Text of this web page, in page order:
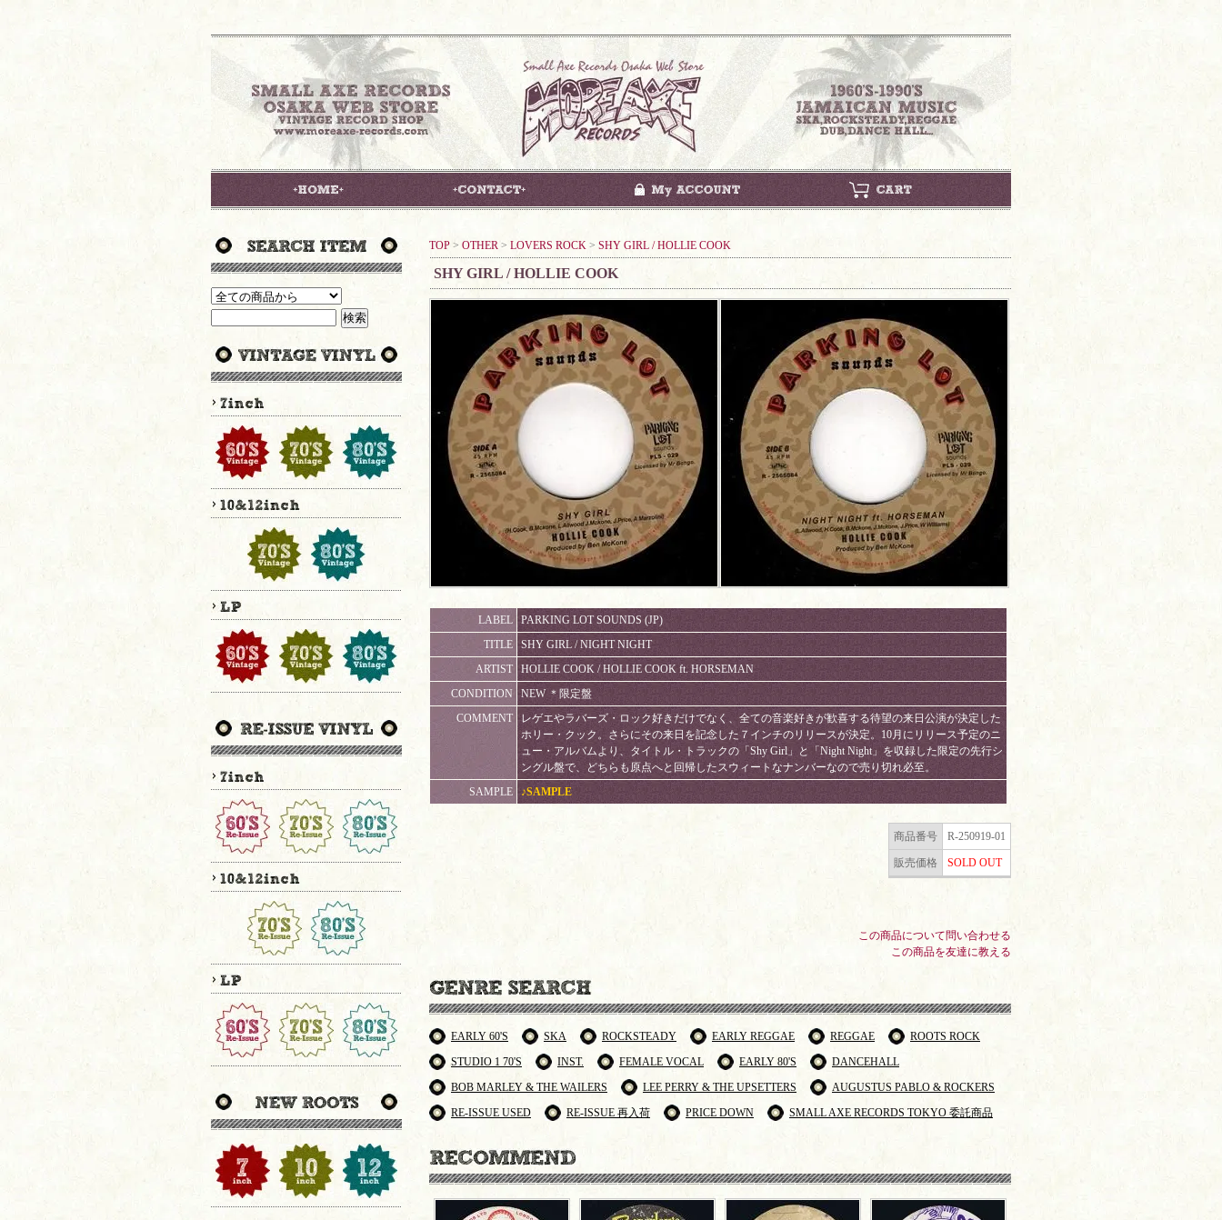
TOP > OTHER > LOVERS ROCK > SHY GIRL / HOLLIE COOK
SHY GIRL / HOLLIE COOK
LABEL
PARKING LOT SOUNDS (JP)
TITLE
SHY GIRL / NIGHT NIGHT
ARTIST
HOLLIE COOK / HOLLIE COOK ft. HORSEMAN
CONDITION
NEW ＊限定盤
COMMENT
レゲエやラバーズ・ロック好きだけでなく、全ての音楽好きが歓喜する待望の来日公演が決定した
ホリー・クック。さらにその来日を記念した７インチのリリースが決定。10月にリリース予定のニ
ュー・アルバムより、タイトル・トラックの「Shy Girl」と「Night Night」を収録した限定の先行シ
ングル盤で、どちらも原点へと回帰したスウィートなナンバーなので売り切れ必至。
SAMPLE
♪SAMPLE
商品番号 R-250919-01
販売価格 SOLD OUT
この商品について問い合わせる
この商品を友達に教える
EARLY 60'S SKA ROCKSTEADY EARLY REGGAE REGGAE
ROOTS ROCK
STUDIO 1 70'S
INST. FEMALE VOCAL EARLY 80'S
DANCEHALL
BOB MARLEY & THE WAILERS
LEE PERRY & THE UPSETTERS
AUGUSTUS PABLO & ROCKERS
RE-ISSUE USED
RE-ISSUE 再入荷 PRICE DOWN SMALL AXE RECORDS TOKYO 委託商品